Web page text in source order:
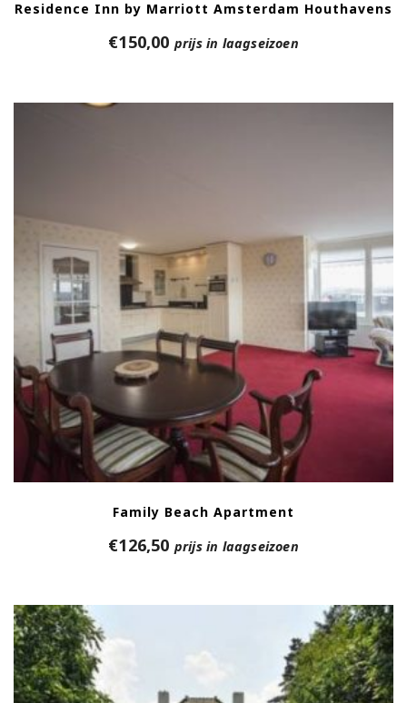
Residence Inn by Marriott Amsterdam Houthavens
€150,00 prijs in laagseizoen
Family Beach Apartment
€126,50 prijs in laagseizoen